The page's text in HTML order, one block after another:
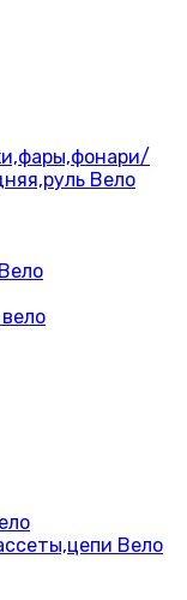
Вело
Вело